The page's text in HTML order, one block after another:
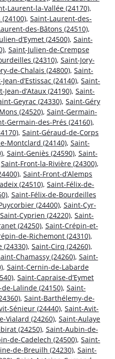
Laurent-la-Vallée (24170),
, Saint-Laurent-des-
des-Bâtons (24510),
d’Eymet (24500), Saint-
, Saint-Julien-de-Crempse
(24310), Saint-Jory-
de-Chalais (24800), Saint-
d’Estissac (24140), Saint-
Jean-d’Ataux (24190), Saint-
Geyrac (24330), Saint-Géry
(24520), Saint-Germain-
Germain-des-Prés (24160),
, Saint-Géraud-de-Corps
Montclard (24140), Saint-
, Saint-Geniès (24590), Saint-
Saint-Front-la-Rivière (24300),
, Saint-Front-d’Alemps
(24510), Saint-Félix-de-
, Saint-Félix-de-Bourdeilles
(24400), Saint-Cyr-
Saint-Cyprien (24220), Saint-
(24250), Saint-Crépin-et-
de-Richemont (24310),
(24330), Saint-Cirq (24260),
Chamassy (24260), Saint-
, Saint-Cernin-de-Labarde
, Saint-Capraise-d’Eymet
Lalinde (24150), Saint-
, Saint-Barthélemy-de-
Sénieur (24440), Saint-Avit-
Vialard (24260), Saint-Aulaye
(24250), Saint-Aubin-de-
de-Cadelech (24500), Saint-
de-Breuilh (24230), Saint-